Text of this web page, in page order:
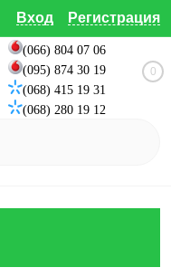
Вход Регистрация
(066) 804 07 06
(095) 874 30 19
(068) 415 19 31
(068) 280 19 12
0